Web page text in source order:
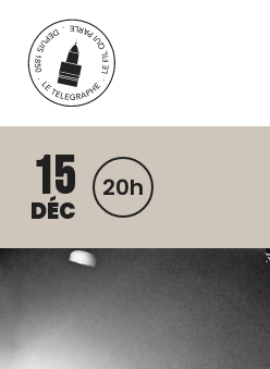
Aller au contenu principal
15
DÉC
20h